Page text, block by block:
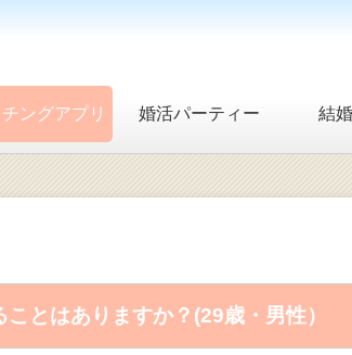
ングアプリ 婚活パーティー 結
とはありますか？(29歳・男性）